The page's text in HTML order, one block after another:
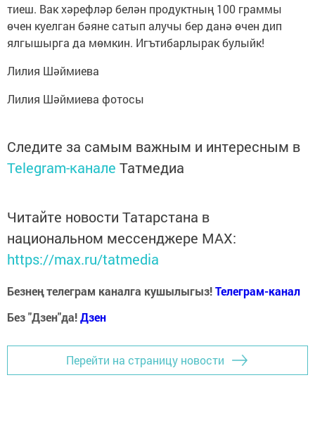
тиеш. Вак хәрефләр белән продуктның 100 граммы
өчен куелган бәяне сатып алучы бер данә өчен дип
ялгышырга да мөмкин. Игътибарлырак булыйк!
Лилия Шәймиева
Лилия Шәймиева фотосы
Следите за самым важным и интересным в
Telegram-канале Татмедиа
Читайте новости Татарстана в
национальном мессенджере MАХ:
https://max.ru/tatmedia
Безнең телеграм каналга кушылыгыз!Телеграм-канал
Без "Дзен"да!Дзен
Перейти на страницу новости